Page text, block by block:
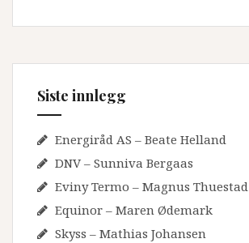
Siste innlegg
Energiråd AS – Beate Helland
DNV – Sunniva Bergaas
Eviny Termo – Magnus Thuestad
Equinor – Maren Ødemark
Skyss – Mathias Johansen